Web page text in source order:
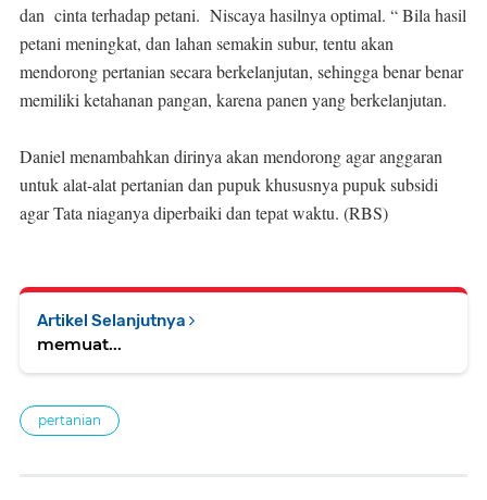
dan cinta terhadap petani. Niscaya hasilnya optimal. “ Bila hasil
petani meningkat, dan lahan semakin subur, tentu akan
mendorong pertanian secara berkelanjutan, sehingga benar benar
memiliki ketahanan pangan, karena panen yang berkelanjutan.
Daniel menambahkan dirinya akan mendorong agar anggaran
untuk alat-alat pertanian dan pupuk khususnya pupuk subsidi
agar Tata niaganya diperbaiki dan tepat waktu. (RBS)
Artikel Selanjutnya
memuat...
pertanian